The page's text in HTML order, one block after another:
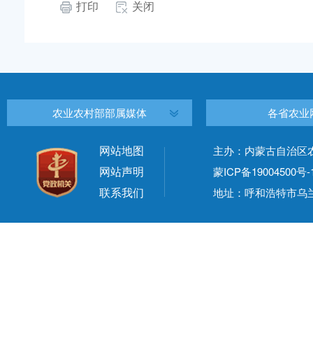
打印 关闭
农业农村部部属媒体 各省农业
网站地图
网站声明
联系我们
主办：内蒙古自治
蒙ICP备19004500号-
地址：呼和浩特市